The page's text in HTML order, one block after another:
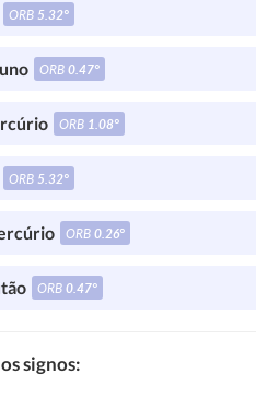
ORB 5.32°
ORB0.47°
ORB 1.08°
ORB 5.32°
ORB0.26°
ORB0.47°
signos: